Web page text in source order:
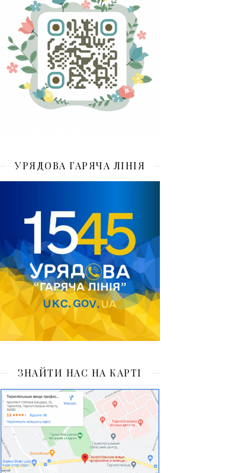
УРЯДОВА ГАРЯЧА ЛІНІЯ
ЗНАЙТИ НАС НА КАРТІ